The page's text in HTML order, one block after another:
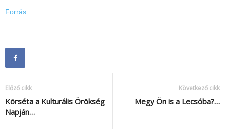
Forrás
Előző cikk
Körséta a Kulturális Örökség
Napján…
Következő cikk
Megy Ön is a Lecsóba?…